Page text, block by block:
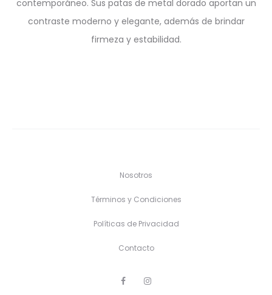
contemporáneo. Sus patas de metal dorado aportan un
contraste moderno y elegante, además de brindar
firmeza y estabilidad.
Nosotros
Términos y Condiciones
Políticas de Privacidad
Contacto